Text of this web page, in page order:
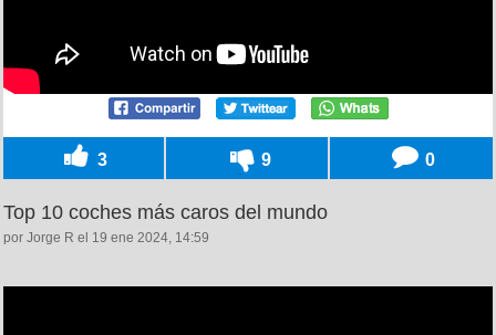
3 9 0
Top 10 coches más caros del mundo
por Jorge R el 19 ene 2024, 14:59